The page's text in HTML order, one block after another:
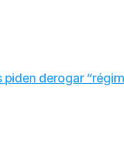
derogar